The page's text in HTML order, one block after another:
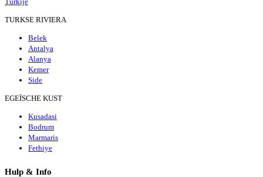
TURKSE RIVIERA
Belek
Antalya
Alanya
Kemer
Side
EGEÏSCHE KUST
Kusadasi
Bodrum
Marmaris
Fethiye
Hulp & Info